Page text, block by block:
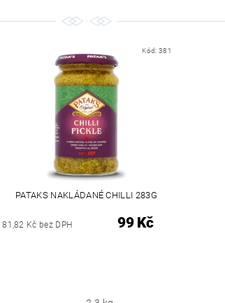
Kód:381
PATAKS NAKLÁDANÉ CHILLI 283G
81,82 Kč bez DPH 99 Kč